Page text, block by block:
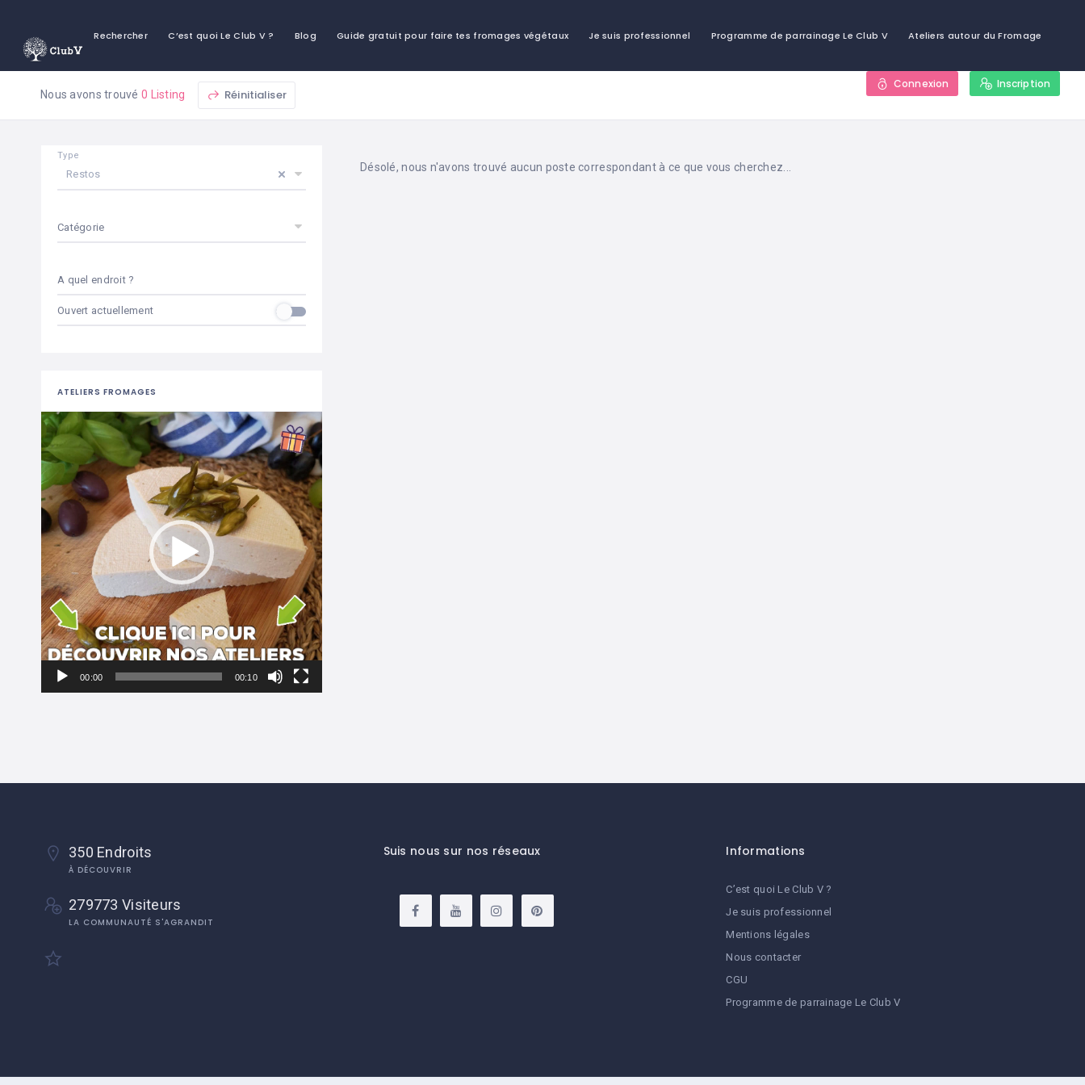
Rechercher C’est quoi Le Club V ? Blog Guide gratuit pour faire tes fromages végétaux Je suis professionnel Programme de parrainage Le Club V Ateliers autour du Fromage
Connexion Inscription
Nous avons trouvé0 Listing Réinitialiser
Restos
Type
Catégorie
A quel endroit ?
Ouvert actuellement
ATELIERS FROMAGES
Lecteur
vidéo
00:00 00:10
Désolé, nous n'avons trouvé aucun poste correspondant à ce que vous cherchez...
350 Endroits
À DÉCOUVRIR
279773 Visiteurs
LA COMMUNAUTÉ S'AGRANDIT
Suis nous sur nos réseaux Informations
C’est quoi Le Club V ?
Je suis professionnel
Mentions légales
Nous contacter
CGU
Programme de parrainage Le Club V